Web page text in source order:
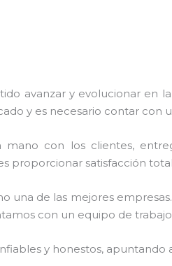
avanzar y evolucionar en
y es necesario contar
con los clientes,
proporcionar satisfacción
una de las mejores
con un equipo de
y honestos,